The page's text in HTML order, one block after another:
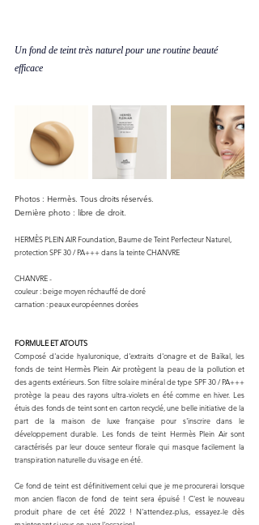
Un fond de teint très naturel pour une routine beauté
efficace
Photos : Hermès. Tous droits réservés.
Dernière photo : libre de droit.
HERMÈS PLEIN AIR Foundation, Baume de Teint Perfecteur Naturel,
protection SPF 30 / PA+++ dans la teinte CHANVRE
CHANVRE -
couleur : beige moyen réchauffé de doré
carnation : peaux européennes dorées
FORMULE ET ATOUTS
Composé d'acide hyaluronique, d'extraits d'onagre et de Baïkal, les
fonds de teint Hermès Plein Air protègent la peau de la pollution et
des agents extérieurs. Son filtre solaire minéral de type SPF 30 / PA+++
protège la peau des rayons ultra-violets en été comme en hiver. Les
étuis des fonds de teint sont en carton recyclé, une belle initiative de la
part de la maison de luxe française pour s'inscrire dans le
développement durable. Les fonds de teint Hermès Plein Air sont
caractérisés par leur douce senteur florale qui masque facilement la
transpiration naturelle du visage en été.
Ce fond de teint est définitivement celui que je me procurerai lorsque
mon ancien flacon de fond de teint sera épuisé ! C'est le nouveau
produit phare de cet été 2022 ! N'attendez-plus, essayez-le dès